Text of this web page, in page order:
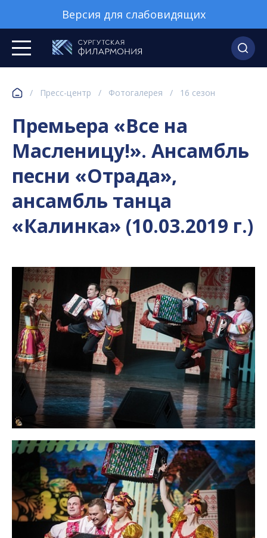
Версия для слабовидящих
/ Пресс-центр / Фотогалерея / 16 сезон
Премьера «Все на
Масленицу!». Ансамбль
песни «Отрада»,
ансамбль танца
«Калинка» (10.03.2019 г.)